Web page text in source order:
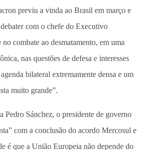
previu a vinda ao Brasil em março e
com o chefe do Executivo
combate ao desmatamento, em uma
nas questões de defesa e interesses
bilateral extremamente densa e um
muito grande”.
Pedro Sánchez, o presidente de governo
com a conclusão do acordo Mercosul e
é que a União Europeia não depende do